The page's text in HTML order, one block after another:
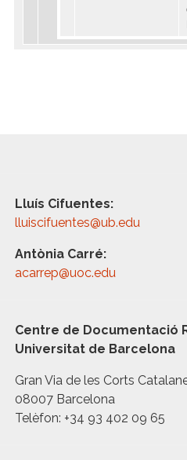
Lluís Cifuentes:
lluiscifuentes@ub.edu
Antònia Carré:
acarrep@uoc.edu
Centre de Documentació
Universitat de Barcelona
Gran Via de les Corts
08007 Barcelona
Telèfon: +34 93 402 09 65